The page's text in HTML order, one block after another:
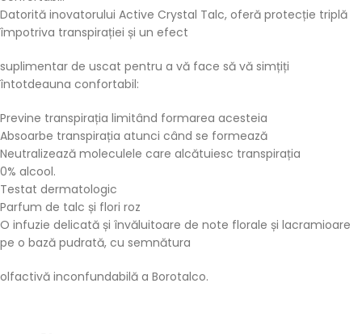
Datorită inovatorului Active Crystal Talc, oferă protecție triplă
împotriva transpirației și un efect
suplimentar de uscat pentru a vă face să vă simțiți
întotdeauna confortabil:
Previne transpirația limitând formarea acesteia
Absoarbe transpirația atunci când se formează
Neutralizează moleculele care alcătuiesc transpirația
0% alcool.
Testat dermatologic
Parfum de talc și flori roz
O infuzie delicată și învăluitoare de note florale și lacramioare
pe o bază pudrată, cu semnătura
olfactivă inconfundabilă a Borotalco.